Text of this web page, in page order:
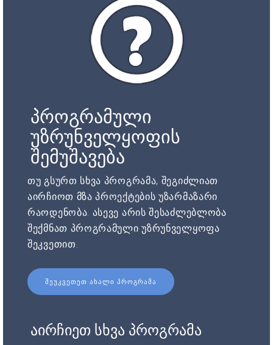
პროგრამული
უზრუნველყოფის
შემუშავება
თუ გსურთ სხვა პროგრამა, შეგიძლიათ
აირჩიოთ მზა პროექტების უზარმაზარი
რაოდენობა. ასევე არის შესაძლებლობა
შექმნათ პროგრამული უზრუნველყოფა
შეკვეთით.
ᲨᲔᲣᲙᲕᲔᲗᲔᲗ ᲐᲮᲐᲚᲘ ᲞᲠᲝᲒᲠᲐᲛᲐ
აირჩიეთ სხვა პროგრამა